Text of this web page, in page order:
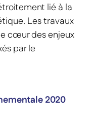
lié à la
Les travaux
cœur des enjeux
par le
2020